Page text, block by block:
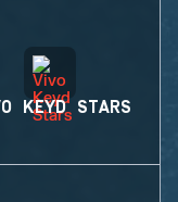
KEYD STARS